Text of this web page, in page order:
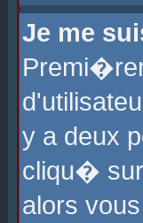
Je me
y a deux
cliqu�
alors